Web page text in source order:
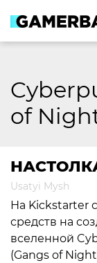
content
of
Usatyi Mysh
На Kickstarter
средств на
вселенной
(Gangs of